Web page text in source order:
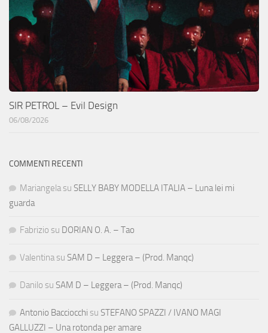
SIR PETROL – Evil Design
06/08/2026
COMMENTI RECENTI
Mariangela su SELLY BABY MODELLA ITALIA – Luna lei mi
guarda
Fabrizio su DORIAN O. A. – Tao
Valentina su SAM D – Leggera – (Prod. Manqc)
Danilo su SAM D – Leggera – (Prod. Manqc)
Antonio Bacciocchi su STEFANO SPAZZI / IVANO MAGI
GALLUZZI – Una rotonda per amare